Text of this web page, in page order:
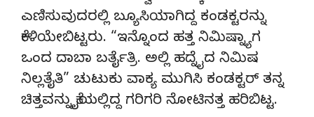
ಎಣಿಸುವುದರಲ್ಲಿ ಬ್ಯೂಸಿಯಾಗಿದ್ದ ಕಂಡಕ್ಟರನ್ನು
ಕೇಳಿಯೇಬಿಟ್ಟರು. “ಇನ್ನೊಂದ ಹತ್ತ ನಿಮಿಷ್ನ್ಯಾಗ
ಒಂದ ದಾಬಾ ಬರ್ತೈತ್ರಿ. ಅಲ್ಲಿ ಹದ್ನೈದ ನಿಮಿಷ
ನಿಲ್ಲತೈತಿ” ಚುಟುಕು ವಾಕ್ಯ ಮುಗಿಸಿ ಕಂಡಕ್ಟರ್ ತನ್ನ
ಚಿತ್ತವನ್ನು ಕೈಯಲ್ಲಿದ್ದ ಗರಿಗರಿ ನೋಟಿನತ್ತ ಹರಿಬಿಟ್ಟ.